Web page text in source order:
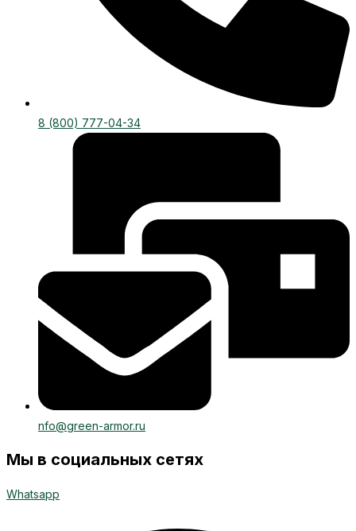
8 (800) 777-04-34
nfo@green-armor.ru
Мы в социальных сетях
Whatsapp